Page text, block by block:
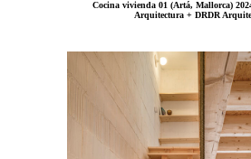
Cocina vivienda 01 (Artá, Mallorca)
Arquitectura + DRDR